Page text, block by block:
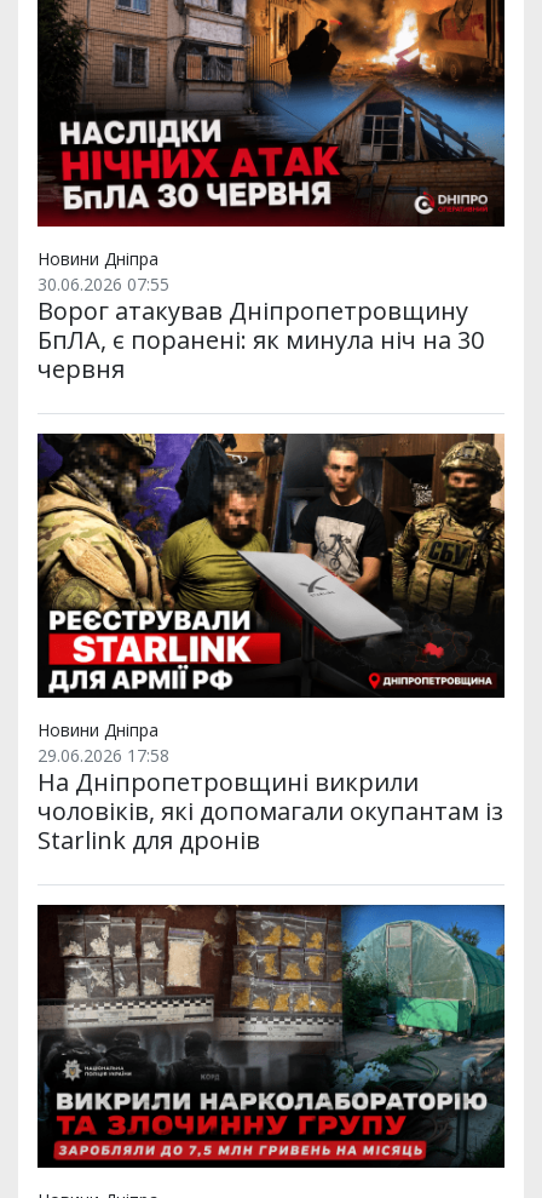
Новини Дніпра
30.06.2026 07:55
Ворог атакував Дніпропетровщину
БпЛА, є поранені: як минула ніч на 30
червня
Новини Дніпра
29.06.2026 17:58
На Дніпропетровщині викрили
чоловіків, які допомагали окупантам із
Starlink для дронів